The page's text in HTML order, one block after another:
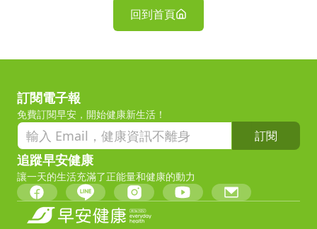
回到首頁
訂閱電子報
免費訂閱早安，開始健康新生活！
訂閱
追蹤早安健康
讓一天的生活充滿了正能量和健康的動力